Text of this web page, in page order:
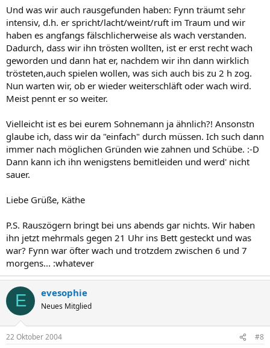
Und was wir auch rausgefunden haben: Fynn träumt sehr
intensiv, d.h. er spricht/lacht/weint/ruft im Traum und wir
haben es angfangs fälschlicherweise als wach verstanden.
Dadurch, dass wir ihn trösten wollten, ist er erst recht wach
geworden und dann hat er, nachdem wir ihn dann wirklich
trösteten,auch spielen wollen, was sich auch bis zu 2 h zog.
Nun warten wir, ob er wieder weiterschläft oder wach wird.
Meist pennt er so weiter.
Vielleicht ist es bei eurem Sohnemann ja ähnlich?! Ansonstn
glaube ich, dass wir da "einfach" durch müssen. Ich such dann
immer nach möglichen Gründen wie zahnen und Schübe. :-D
Dann kann ich ihn wenigstens bemitleiden und werd' nicht
sauer.
Liebe Grüße, Käthe
P.S. Rauszögern bringt bei uns abends gar nichts. Wir haben
ihn jetzt mehrmals gegen 21 Uhr ins Bett gesteckt und was
war? Fynn war öfter wach und trotzdem zwischen 6 und 7
morgens... :whatever
E evesophie
Neues Mitglied
22 Oktober 2004 #8